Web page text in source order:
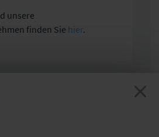
unsere
finden Sie hier.